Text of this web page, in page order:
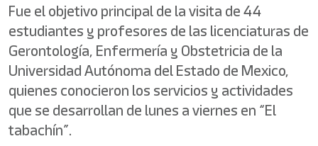
Fue el objetivo principal de la visita de 44
estudiantes y profesores de las licenciaturas de
Gerontología, Enfermería y Obstetricia de la
Universidad Autónoma del Estado de Mexico,
quienes conocieron los servicios y actividades
que se desarrollan de lunes a viernes en “El
tabachín”.